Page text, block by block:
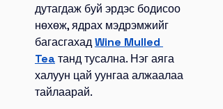
дутагдаж буй эрдэс бодисоо
нөхөж, ядрах мэдрэмжийг
багасгахад Wine Mulled
Tea танд тусална. Нэг аяга
халуун цай уунгаа алжаалаа
тайлаарай.